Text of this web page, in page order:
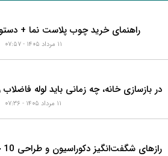
راهنمای خرید چوب پلاست نما +